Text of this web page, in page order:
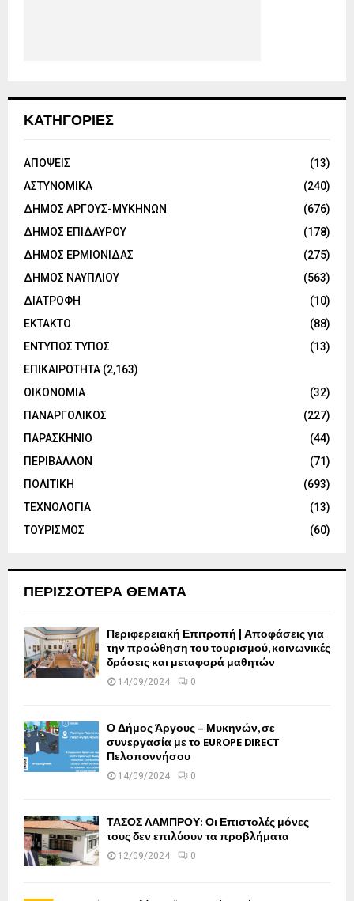
ΚΑΤΗΓΟΡΙΕΣ
ΑΠΟΨΕΙΣ
(13)
ΑΣΤΥΝΟΜΙΚΑ
(240)
ΔΗΜΟΣ ΑΡΓΟΥΣ-ΜΥΚΗΝΩΝ
(676)
ΔΗΜΟΣ ΕΠΙΔΑΥΡΟΥ
(178)
ΔΗΜΟΣ ΕΡΜΙΟΝΙΔΑΣ
(275)
ΔΗΜΟΣ ΝΑΥΠΛΙΟΥ
(563)
ΔΙΑΤΡΟΦΗ
(10)
ΕΚΤΑΚΤΟ
(88)
ΕΝΤΥΠΟΣ ΤΥΠΟΣ
(13)
ΕΠΙΚΑΙΡΟΤΗΤΑ (2,163)
ΟΙΚΟΝΟΜΙΑ
(32)
ΠΑΝΑΡΓΟΛΙΚΟΣ
(227)
ΠΑΡΑΣΚΗΝΙΟ
(44)
ΠΕΡΙΒΑΛΛΟΝ
(71)
ΠΟΛΙΤΙΚΗ
(693)
ΤΕΧΝΟΛΟΓΙΑ
(13)
ΤΟΥΡΙΣΜΟΣ
(60)
ΠΕΡΙΣΣΟΤΕΡΑ ΘΕΜΑΤΑ
Περιφερειακή Επιτροπή | Αποφάσεις για
την προώθηση του τουρισμού, κοινωνικές
δράσεις και μεταφορά μαθητών
14/09/2024 0
Ο Δήμος Άργους – Μυκηνών, σε
συνεργασία με το EUROPE DIRECT
Πελοποννήσου
14/09/2024 0
ΤΑΣΟΣ ΛΑΜΠΡΟΥ: Οι Επιστολές μόνες
τους δεν επιλύουν τα προβλήματα
12/09/2024 0